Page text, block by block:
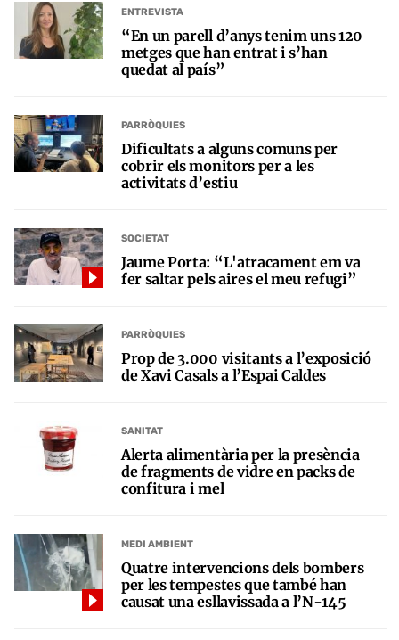
ENTREVISTA
“En un parell d’anys tenim uns 120
metges que han entrat i s’han
quedat al país”
PARRÒQUIES
Dificultats a alguns comuns per
cobrir els monitors per a les
activitats d’estiu
SOCIETAT
Jaume Porta: “L'atracament em va
fer saltar pels aires el meu refugi”
PARRÒQUIES
Prop de 3.000 visitants a l’exposició
de Xavi Casals a l’Espai Caldes
SANITAT
Alerta alimentària per la presència
de fragments de vidre en packs de
confitura i mel
MEDI AMBIENT
Quatre intervencions dels bombers
per les tempestes que també han
causat una esllavissada a l’N-145